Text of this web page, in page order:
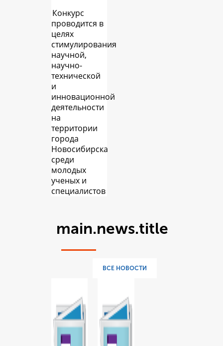
Конкурс
проводится в
целях
стимулирования
научной,
научно-
технической
и
инновационной
деятельности
на
территории
города
Новосибирска
среди
молодых
ученых и
специалистов
main.news.title
ВСЕ НОВОСТИ